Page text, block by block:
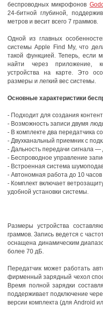
беспроводных микрофонов
24-битной глубиной,
метров и весит всего 7 граммов.
Одной из главных
системы Apple Find My, что
такой функцией. Теперь, если
найти через приложение,
устройства на карте. Это
размеры и легкий вес системы.
Основные характеристики
- Подходит для создания
- Возможность записи двумя
- В комплекте два передатчика
- Двухканальный приемник с
- Дальность передачи сигнала —
- Беспроводное управление
- Встроенная система
- Автономная работа до 10
- Комплект включает
удобной установки системы.
Размеры устройства
граммов. Запись ведется с
оснащена динамическим
более 70 дБ.
Передатчик может работать
фирменный зарядный чехол
Время полной зарядки
поддерживает подключение
версии комплекта (для Android